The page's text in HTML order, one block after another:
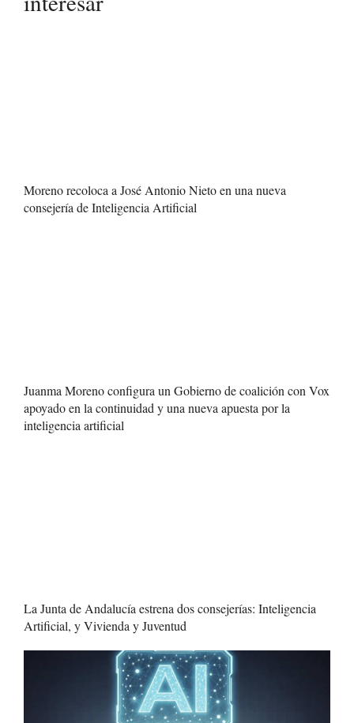
Moreno recoloca a José Antonio Nieto en una nueva
consejería de Inteligencia Artificial
Juanma Moreno configura un Gobierno de coalición con Vox
apoyado en la continuidad y una nueva apuesta por la
inteligencia artificial
La Junta de Andalucía estrena dos consejerías: Inteligencia
Artificial, y Vivienda y Juventud